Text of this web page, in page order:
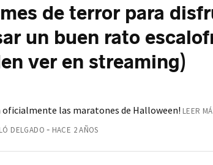
de terror para
un buen rato
ver en streaming)
oficialmente las maratones de Halloween! LEER
DELGADO HACE 2 AÑOS